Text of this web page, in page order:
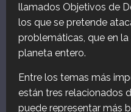
llamados Objetivos de
los que se pretende
problemáticas, que en
planeta entero.
Entre los temas más
están tres relacionados
puede representar más